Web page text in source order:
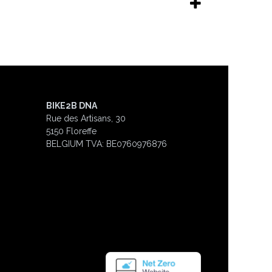
BIKE2B DNA
Rue des Artisans, 30
5150 Floreffe
BELGIUM TVA: BE0760976876